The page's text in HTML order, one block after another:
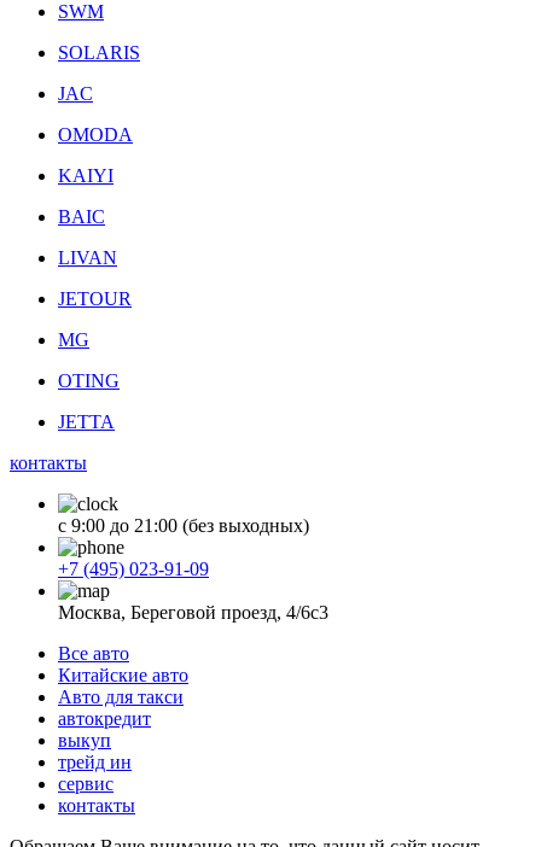
SWM
SOLARIS
JAC
OMODA
KAIYI
BAIC
LIVAN
JETOUR
MG
OTING
JETTA
контакты
с 9:00 до 21:00 (без выходных)
+7 (495) 023-91-09
Москва, Береговой проезд, 4/6с3
Все авто
Китайские авто
Авто для такси
автокредит
выкуп
трейд ин
сервис
контакты